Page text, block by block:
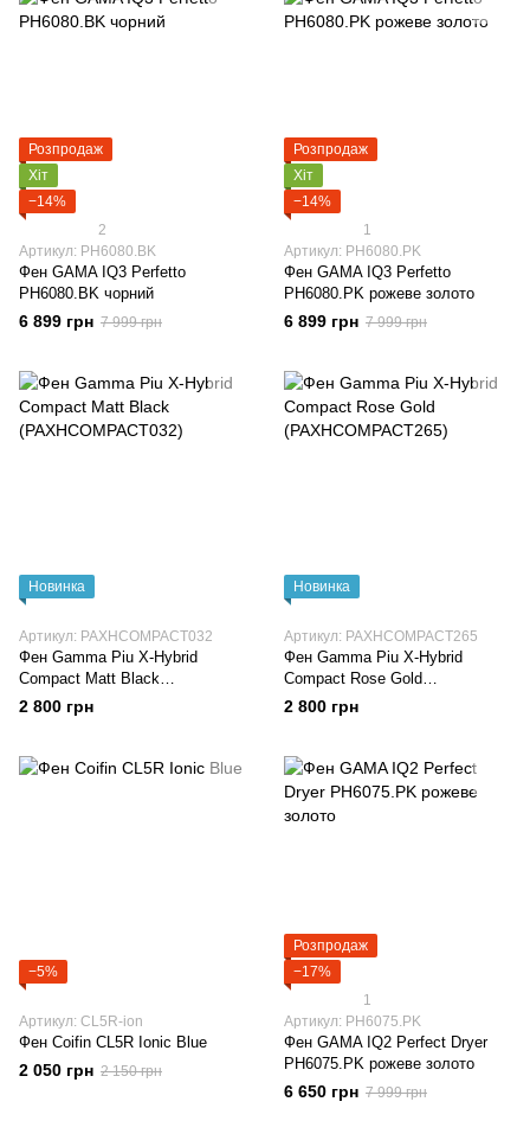
Розпродаж
Хіт
−14%
2
Артикул: PH6080.BK
Фен GAMA IQ3 Perfetto
PH6080.BK чорний
6 899 грн 7 999 грн
Розпродаж
Хіт
−14%
1
Артикул: PH6080.PK
Фен GAMA IQ3 Perfetto
PH6080.PK рожеве золото
6 899 грн 7 999 грн
Новинка
Артикул: PAXHCOMPACT032
Фен Gamma Piu X-Hybrid
Compact Matt Black
(PAXHCOMPACT032)
2 800 грн
Новинка
Артикул: PAXHCOMPACT265
Фен Gamma Piu X-Hybrid
Compact Rose Gold
(PAXHCOMPACT265)
2 800 грн
−5%
Артикул: CL5R-ion
Фен Coifin CL5R Ionic Blue
2 050 грн 2 150 грн
Розпродаж
−17%
1
Артикул: PH6075.PK
Фен GAMA IQ2 Perfect Dryer
PH6075.PK рожеве золото
6 650 грн 7 999 грн